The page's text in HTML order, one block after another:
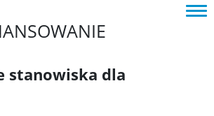
stanowiska dla